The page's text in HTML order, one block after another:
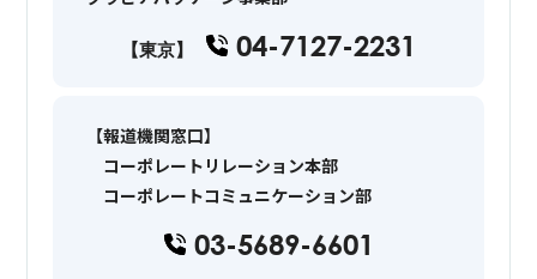
【東京】 04-7127-2231
【報道機関窓口】
コーポレートリレーション本部
コーポレートコミュニケーション部
03-5689-6601